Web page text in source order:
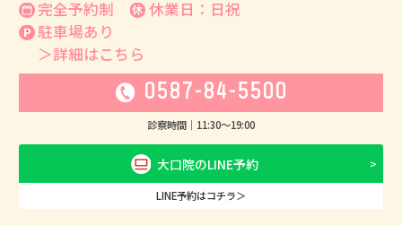
完全予約制
休業日：日祝
駐車場あり
＞詳細はこちら
0587-84-5500
診察時間｜ 11:30〜19:00
大口院のLINE予約
LINE予約はコチラ＞